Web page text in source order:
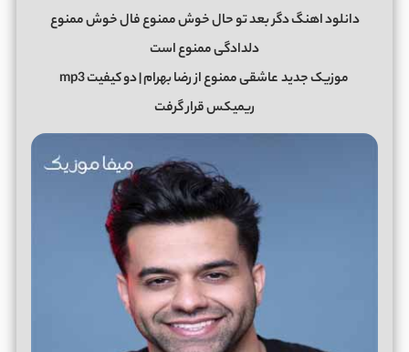
دانلود اهنگ دگر بعد تو حال خوش ممنوع فال خوش ممنوع
دلدادگی ممنوع است
موزیک جدیدعاشقی ممنوع از رضا بهرام | دو کیفیت mp3
ریمیکس قرار گرفت